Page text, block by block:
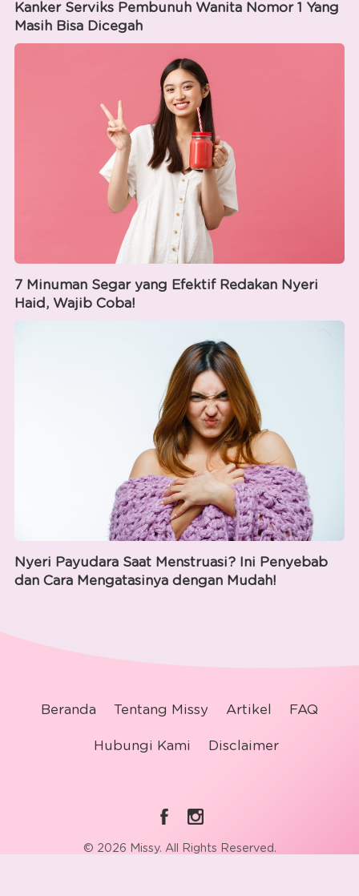
Kanker Serviks Pembunuh Wanita Nomor 1 Yang
Masih Bisa Dicegah
7 Minuman Segar yang Efektif Redakan Nyeri
Haid, Wajib Coba!
Nyeri Payudara Saat Menstruasi? Ini Penyebab
dan Cara Mengatasinya dengan Mudah!
Beranda Tentang Missy Artikel FAQ
Hubungi Kami Disclaimer
© 2026 Missy. All Rights Reserved.